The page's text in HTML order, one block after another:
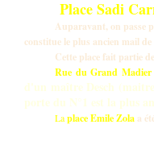
Place Sadi
Auparavant, on passe
constitue le plus ancien mail
Cette place fait partie
Rue du Grand Madier
d'un maître Desch
porte du N°1 est la plus
Laplace Emile Zolaa